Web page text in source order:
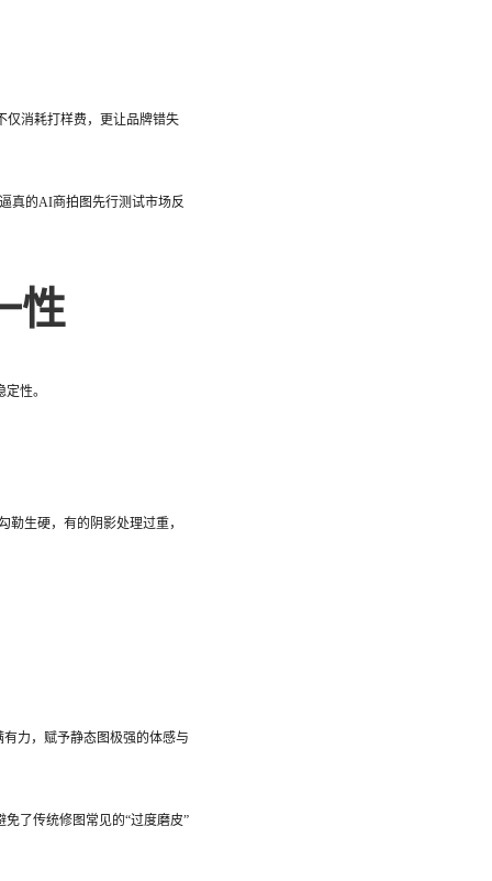
仅消耗打样费，更让品牌错失
真的AI商拍图先行测试市场反
性
性。
生硬，有的阴影处理过重，
力，赋予静态图极强的体感与
了传统修图常见的“过度磨皮”